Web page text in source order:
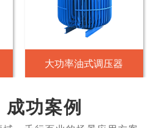
大功率油式调压器
成功案例